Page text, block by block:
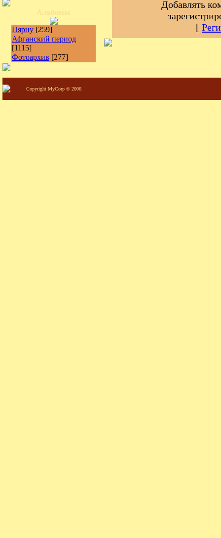
Пярну [259]
Афганский период
[1115]
Фотоархив [277]
Добавлять
[
Copyright MyCorp © 2006